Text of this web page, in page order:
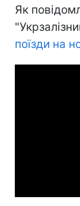
Як
поїзди на